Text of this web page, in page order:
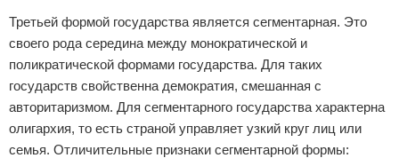
Третьей формой государства является сегментарная. Это
своего рода середина между монократической и
поликратической формами государства. Для таких
государств свойственна демократия, смешанная с
авторитаризмом. Для сегментарного государства характерна
олигархия, то есть страной управляет узкий круг лиц или
семья. Отличительные признаки сегментарной формы: